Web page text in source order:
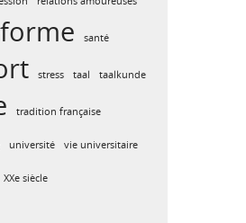
santé
stress taal taalkunde
tradition française
université vie universitaire
XXe siècle